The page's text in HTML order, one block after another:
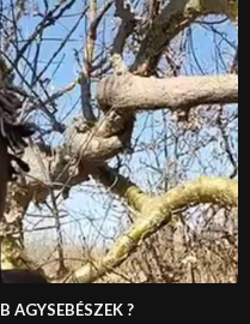
AGYSEBÉSZEK ?